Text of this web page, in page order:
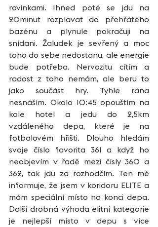
rovinkami. Ihned poté se jdu na
20minut rozplavat do přehřátého
bazénu a plynule pokračuji na
snídani. Žaludek je sevřený a moc
toho do sebe nedostanu, ale energie
bude potřeba. Nervozitu cítím a
radost z toho nemám, ale beru to
jako součást hry. Tyhle rána
nesnáším. Okolo 10:45 opouštím na
kole hotel a jedu do 2,5km
vzdáleného depa, které je na
fotbalovém hřišti. Dlouho hledám
svoje číslo favorita 361 a když ho
neobjevím v řadě mezi čísly 360 a
362, tak jdu za rozhodčím. Ten mě
informuje, že jsem v koridoru ELITE a
mám speciální místo na konci depa.
Další drobná výhoda elitní kategorie
je nejlepší místo v depu s více